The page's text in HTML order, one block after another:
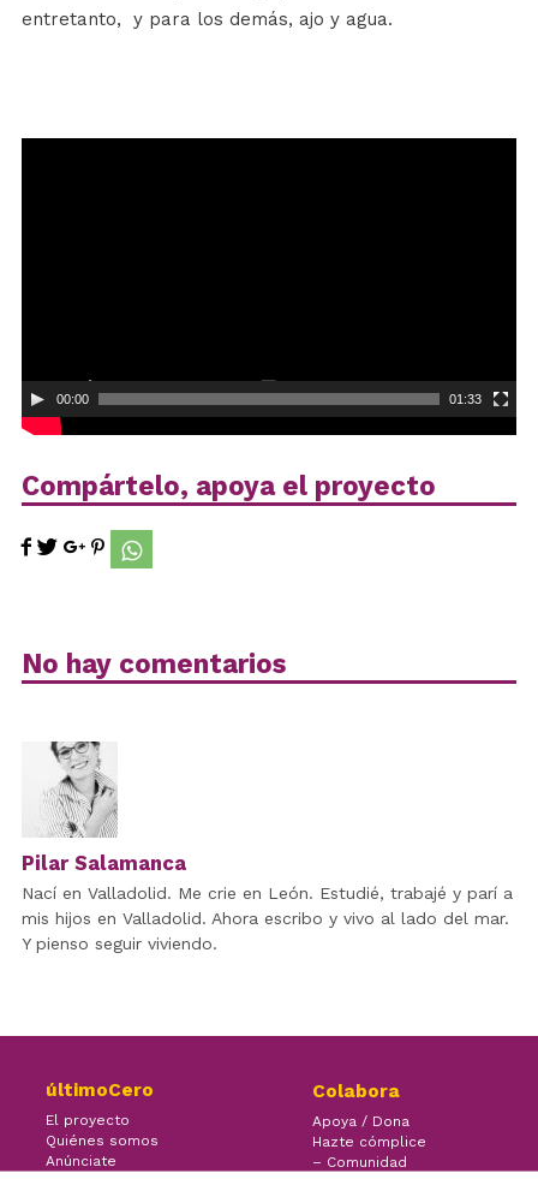
entretanto,
y para los demás, ajo y agua.
00:00 01:33
Compártelo, apoya el proyecto
No hay comentarios
Pilar Salamanca
Nací en Valladolid. Me crie en León. Estudié, trabajé y parí a
mis hijos en Valladolid. Ahora escribo y vivo al lado del mar.
Y pienso seguir viviendo.
últimoCero
El proyecto
Quiénes somos
Anúnciate
Colabora
Apoya / Dona
Hazte cómplice
– Comunidad